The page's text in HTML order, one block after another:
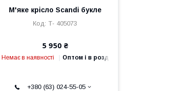
М'яке крісло Scandi букле
Т- 405073
5 950 ₴
Немає в наявності Оптом і в роздріб
+380 (63) 024-55-05